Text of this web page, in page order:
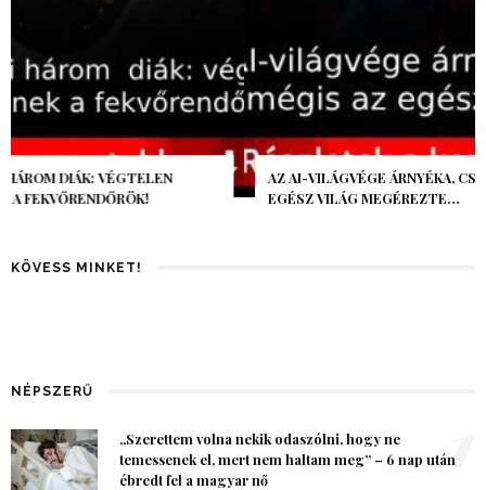
AZ AI-VILÁGVÉGE ÁRNYÉKA, CSAK PÁR ÓRA VOLT, MÉGIS AZ
EGÉSZ VILÁG MEGÉREZTE…
KÖVESS MINKET!
NÉPSZERŰ
„Szerettem volna nekik odaszólni, hogy ne
temessenek el, mert nem haltam meg” – 6 nap után
ébredt fel a magyar nő
1